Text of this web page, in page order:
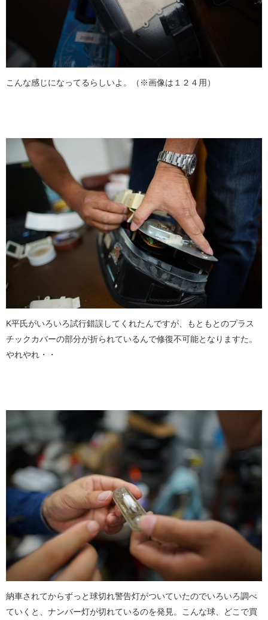
こんな感じになってるらしいよ。（※画像は１２４用）
K平氏がいろいろ試行錯誤してくれたんですが、もともとのプラス
チックカバーの部分が折られているんで修復不可能となりますた。
やれやれ・・
納車されてからずっと球切れ警告灯がついていたのでいろいろ調べ
ていくと、ナンバー灯が切れているのを発見。こんな球、どこで買